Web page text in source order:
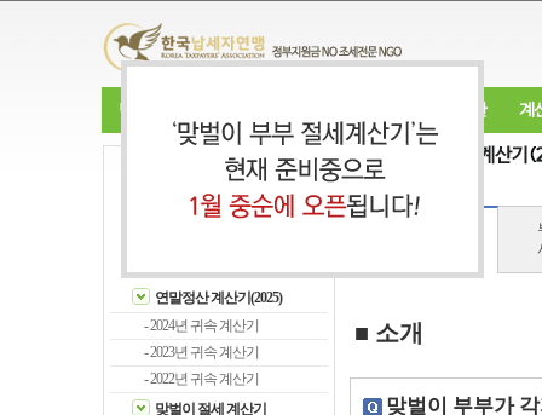
단체소개 연말정산 계
계산기 & 조세정보
연말정산 계산기(2025)
- 2024년 귀속 계산기
- 2023년 귀속 계산기
- 2022년 귀속 계산기
맞벌이 절세 계산기
■ 소개
맞벌이 부부가